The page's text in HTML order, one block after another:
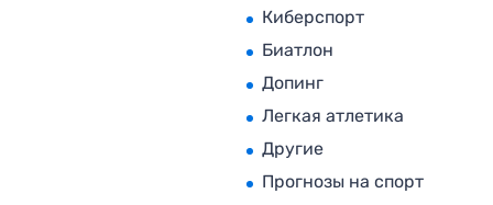
Киберспорт
Биатлон
Допинг
Легкая атлетика
Другие
Прогнозы на спорт